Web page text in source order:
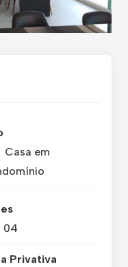
Casa em
04
Privativa